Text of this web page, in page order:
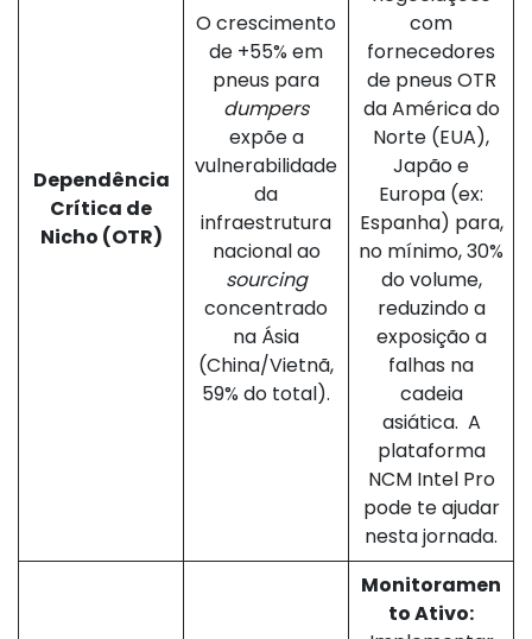
Dependência
Crítica de
Nicho (OTR)
O crescimento
de +55% em
pneus para
dumpers
expõe a
vulnerabilidade
da
infraestrutura
nacional ao
sourcing
concentrado
na Ásia
(China/Vietnã,
59% do total).
com
fornecedores
de pneus OTR
da América do
Norte (EUA),
Japão e
Europa (ex:
Espanha) para,
no mínimo, 30%
do volume,
reduzindo a
exposição a
falhas na
cadeia
asiática. A
plataforma
NCM Intel Pro
pode te ajudar
nesta jornada.
Monitoramen
to Ativo: